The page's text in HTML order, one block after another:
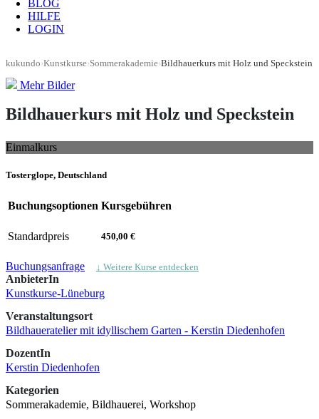
BLOG
HILFE
LOGIN
kukundo›Kunstkurse›Sommerakademie›Bildhauerkurs mit Holz und Speckstein
Mehr Bilder
Bildhauerkurs mit Holz und Speckstein
Einmalkurs
Tosterglope, Deutschland
Buchungsoptionen Kursgebühren
Standardpreis 450,00 €
Buchungsanfrage ↓ Weitere Kurse entdecken
AnbieterIn
Kunstkurse-Lüneburg
Veranstaltungsort
Bildhaueratelier mit idyllischem Garten - Kerstin Diedenhofen
DozentIn
Kerstin Diedenhofen
Kategorien
Sommerakademie, Bildhauerei, Workshop